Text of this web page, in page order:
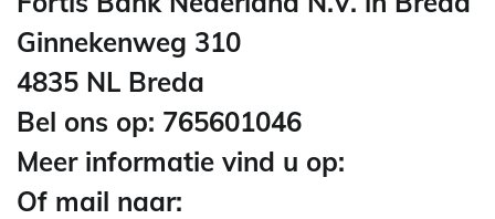
Ginnekenweg 310
4835 NL Breda
Bel ons op: 765601046
Meer informatie vind u op:
Of mail naar: